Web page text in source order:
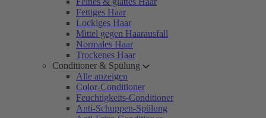
Fettiges Haar
Lockiges Haar
Mittel gegen Haarausfall
Normales Haar
Trockenes Haar
Conditioner & Spülung
Alle anzeigen
Color-Conditioner
Feuchtigkeits-Conditioner
Anti-Schuppen-Spülung